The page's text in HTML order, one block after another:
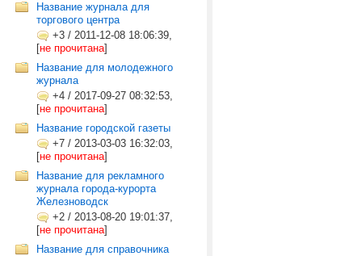
Название журнала для
торгового центра
+3 / 2011-12-08 18:06:39,
[не прочитана]
Название для молодежного
журнала
+4 / 2017-09-27 08:32:53,
[не прочитана]
Название городской газеты
+7 / 2013-03-03 16:32:03,
[не прочитана]
Название для рекламного
журнала города-курорта
Железноводск
+2 / 2013-08-20 19:01:37,
[не прочитана]
Название для справочника